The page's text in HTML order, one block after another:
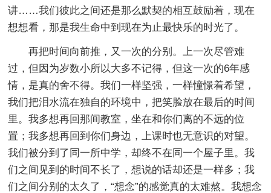
讲……我们彼此之间还是那么默契的相互鼓励着，现在
想想看，那是我生命中到现在为止最快乐的时光了。
再把时间向前推，又一次的分别。上一次尽管难
过，但因为岁数小所以大多不记得，但这一次的6年感
情，是真的舍不得。我们一样坚强，一样憧憬着希望，
我们把泪水流在独自的环境中，把笑脸放在最后的时间
里。我多想再回那间教室，坐在和你们离的不远的位
置；我多想再回到你们身边，上课时也无意识的对望。
我们被分到了同一所中学，却终不在同一个屋子里。我
们之间见到的时间不长了，想说的话却还是一样多；我
们之间分别的太久了，“想念”的感觉真的太难熬。我想念